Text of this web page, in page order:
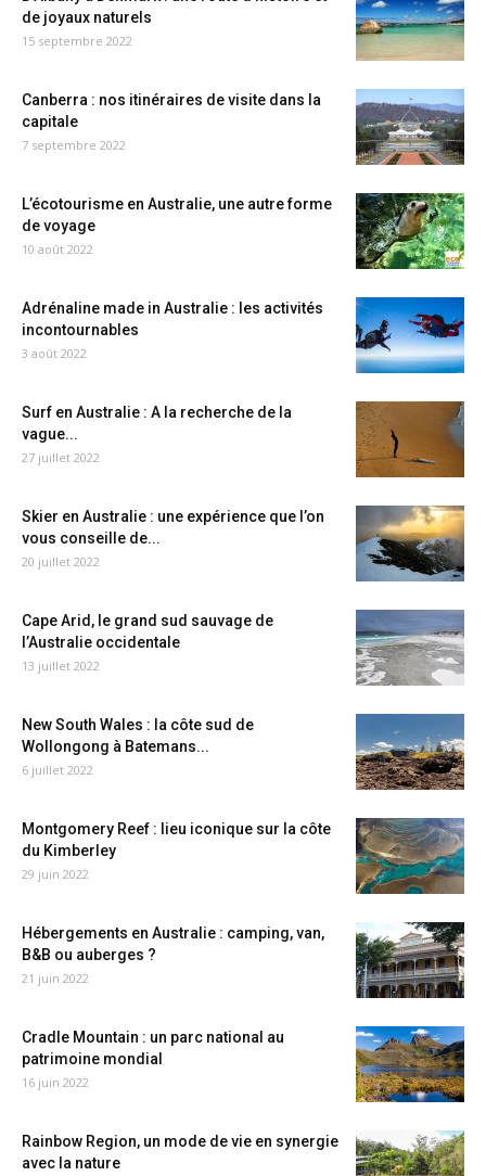
de joyaux naturels
15 septembre 2022
Canberra : nos itinéraires de visite dans la
capitale
7 septembre 2022
L’écotourisme en Australie, une autre forme
de voyage
10 août 2022
Adrénaline made in Australie : les activités
incontournables
3 août 2022
Surf en Australie : A la recherche de la
vague...
27 juillet 2022
Skier en Australie : une expérience que l’on
vous conseille de...
20 juillet 2022
Cape Arid, le grand sud sauvage de
l’Australie occidentale
13 juillet 2022
New South Wales : la côte sud de
Wollongong à Batemans...
6 juillet 2022
Montgomery Reef : lieu iconique sur la côte
du Kimberley
29 juin 2022
Hébergements en Australie : camping, van,
B&B ou auberges ?
21 juin 2022
Cradle Mountain : un parc national au
patrimoine mondial
16 juin 2022
Rainbow Region, un mode de vie en synergie
avec la nature